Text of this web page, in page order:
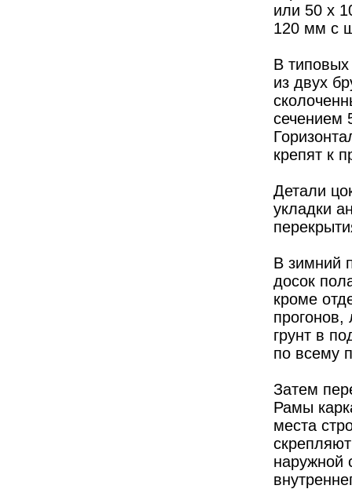
или 50 х
120 мм с
В
из двух
сечением
крепят к
Детали
укладки
В зимний
досок
кроме
прогонов,
грунт в
по всему
Затем
Рамы
места
наружной